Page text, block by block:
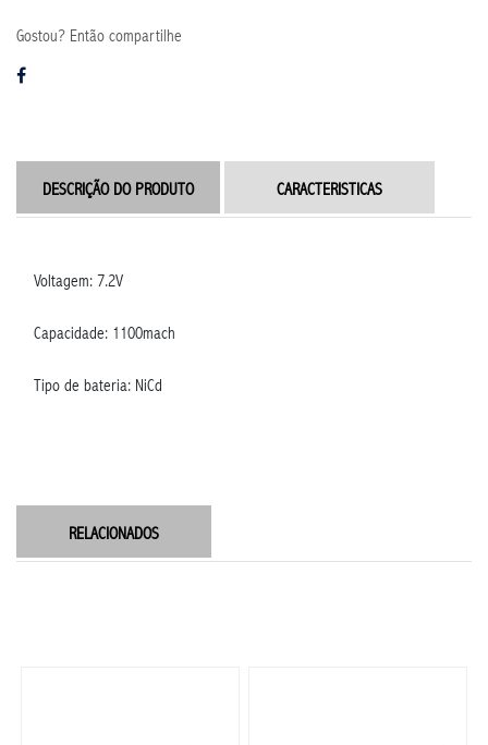
Gostou? Então compartilhe
DESCRIÇÃO DO PRODUTO CARACTERISTICAS
Voltagem: 7.2V
Capacidade: 1100mach
Tipo de bateria: NiCd
RELACIONADOS